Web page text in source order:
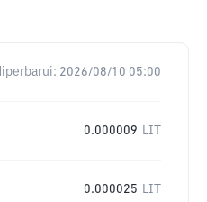
2026/08/10 05:00
0.000009 LIT
0.000025 LIT